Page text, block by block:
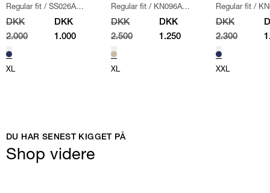
Regular fit / SS026A
005086W SWEATSHIRT
DKK
2.000
DKK
1.000
XL
Regular fit / KN096A
110560A STRIK / SAND
DKK
2.500
DKK
1.250
XL
Regular fit /
/ NAVY
DKK
2.300
XXL
DU HAR SENEST KIGGET PÅ
Shop videre